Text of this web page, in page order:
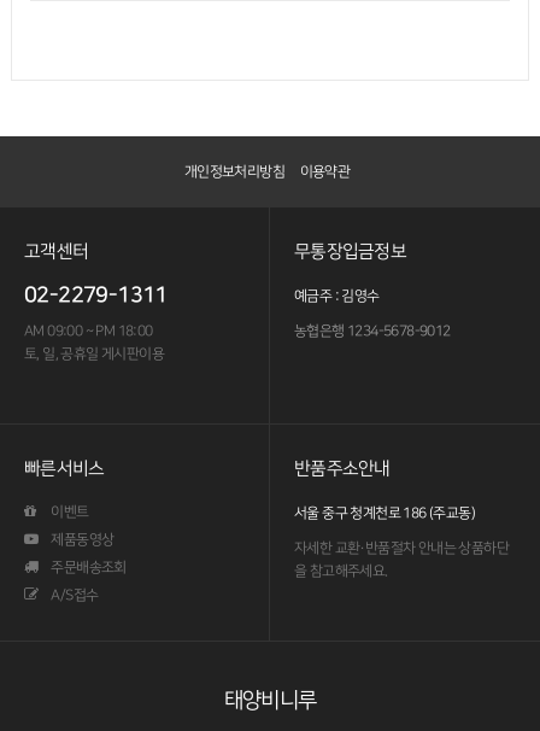
개인정보처리방침 이용약관
고객센터
02-2279-1311
AM 09:00 ~ PM 18:00
토, 일, 공휴일 게시판이용
무통장입금정보
예금주 : 김영수
농협은행 1234-5678-9012
빠른서비스
이벤트
제품동영상
주문배송조회
A/S접수
반품주소안내
서울 중구 청계천로 186 (주교동)
자세한 교환·반품절차 안내는상품하단
을 참고해주세요.
태양비니루